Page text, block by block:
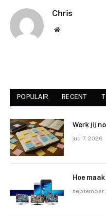
Chris
Website
POPULAIR RECENT
Werk jij
juli 7, 2026
Hoe
september